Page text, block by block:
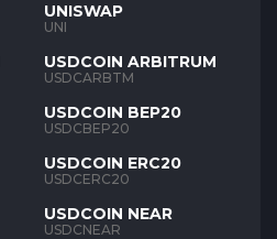
UNISWAP
UNI
USDCOIN ARBITRUM
USDCARBTM
USDCOIN BEP20
USDCBEP20
USDCOIN ERC20
USDCERC20
USDCOIN NEAR
USDCNEAR